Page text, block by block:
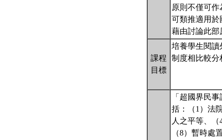
原則不僅可
可類推適用於
藉由討論此部
課程
目標
培養學生閱讀
制度相比較分
「超國界民
括：（1）法
人之平等、
（8）暫時處